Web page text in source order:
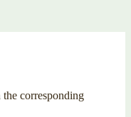
corresponding